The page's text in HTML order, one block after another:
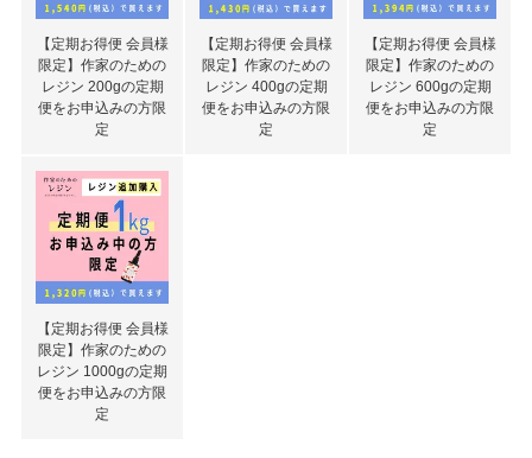
【定期お得便 会員様
限定】作家のための
レジン 200gの定期
便をお申込みの方限
定
【定期お得便 会員様
限定】作家のための
レジン 400gの定期
便をお申込みの方限
定
【定期お得便 会員様
限定】作家のための
レジン 600gの定期
便をお申込みの方限
定
【定期お得便 会員様
限定】作家のための
レジン 1000gの定期
便をお申込みの方限
定